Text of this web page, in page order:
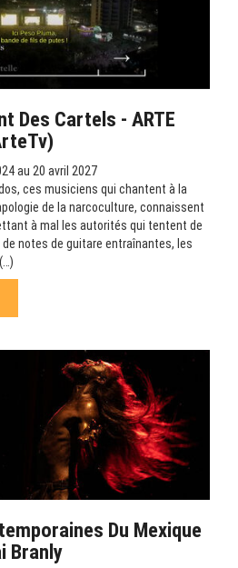
Des Cartels - ARTE
au 20 avril 2027
ces musiciens qui chantent à la
de la narcoculture, connaissent
à mal les autorités qui tentent de
notes de guitare entraînantes, les
Du Mexique
Branly